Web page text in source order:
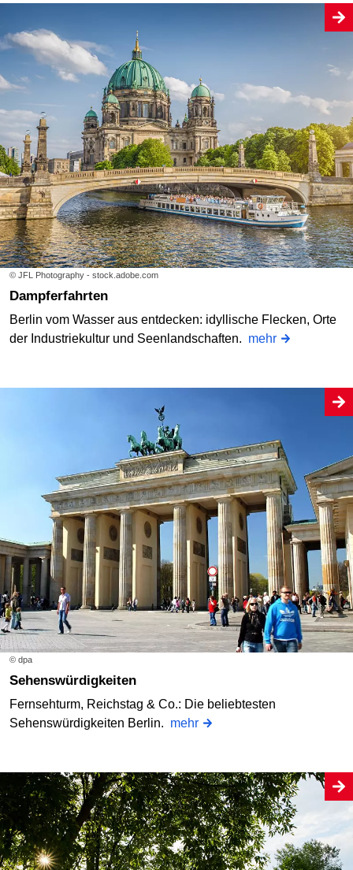
© JFL Photography - stock.adobe.com
Dampferfahrten
Berlin vom Wasser aus entdecken: idyllische Flecken, Orte
der Industriekultur und Seenlandschaften. mehr
© dpa
Sehenswürdigkeiten
Fernsehturm, Reichstag & Co.: Die beliebtesten
Sehenswürdigkeiten Berlin. mehr